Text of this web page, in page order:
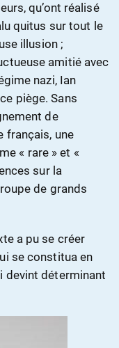
qu’ont réalisé
quitus sur tout le
illusion ;
amitié avec
nazi, Ian
piège. Sans
de
français, une
« rare » et «
sur la
de grands
a pu se créer
se constitua en
devint déterminant